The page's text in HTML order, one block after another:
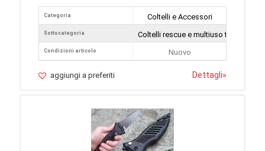
Categoria
Sottocategoria
Condizioni articolo
Coltelli e Accessori
Coltelli rescue e multiuso tattici
Nuovo
aggiungi a preferiti Dettagli»